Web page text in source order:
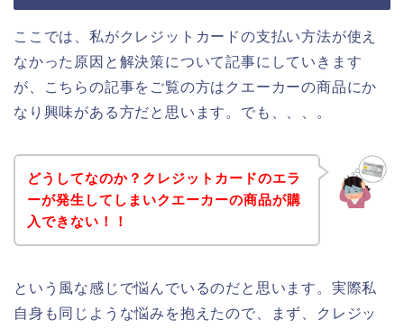
ここでは、私がクレジットカードの支払い方法が使え
なかった原因と解決策について記事にしていきます
が、こちらの記事をご覧の方はクエーカーの商品にか
なり興味がある方だと思います。でも、、、。
どうしてなのか？クレジットカードのエラ
ーが発生してしまいクエーカーの商品が購
入できない！！
という風な感じで悩んでいるのだと思います。実際私
自身も同じような悩みを抱えたので、まず、クレジッ